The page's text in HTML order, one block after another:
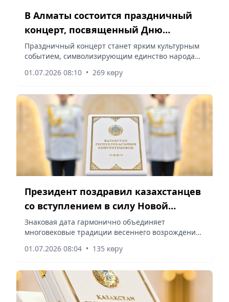
В Алматы состоится праздничный
концерт, посвященный Дню
вступления в силу Конституции РК
Праздничный концерт станет ярким культурным
событием, символизирующим единство народа
01.07.2026 08:10 • 269 көру
Президент поздравил казахстанцев
со вступлением в силу Новой
Конституции
Знаковая дата гармонично объединяет
многовековые традиции весеннего возрождения
Основного закона, сообщает корреспондент
01.07.2026 08:04 • 135 көру